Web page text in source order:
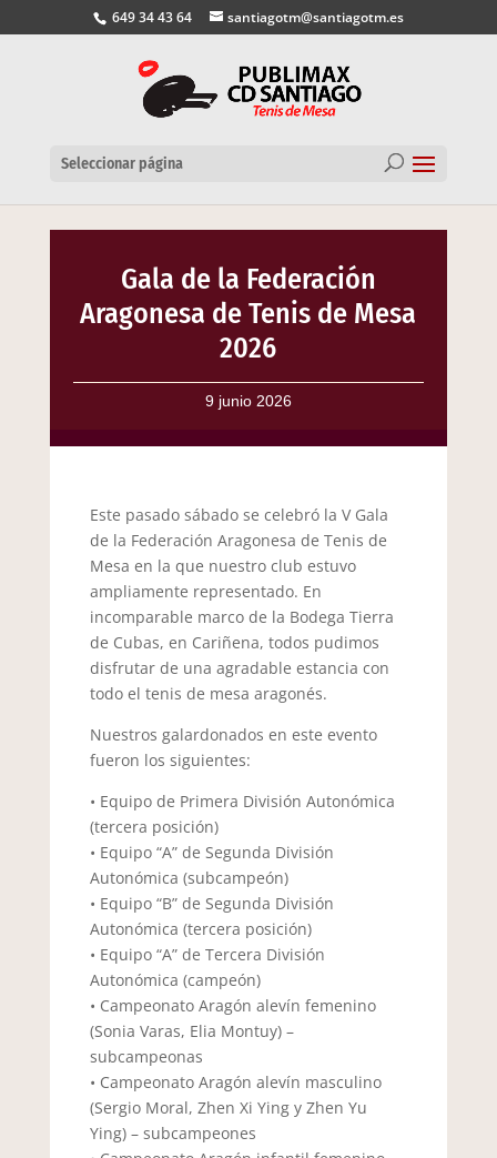
649 34 43 64 santiagotm@santiagotm.es
Seleccionar página
Gala de la Federación
Aragonesa de Tenis de Mesa
2026
9 junio 2026
Este pasado sábado se celebró la V Gala
de la Federación Aragonesa de Tenis de
Mesa en la que nuestro club estuvo
ampliamente representado. En
incomparable marco de la Bodega Tierra
de Cubas, en Cariñena, todos pudimos
disfrutar de una agradable estancia con
todo el tenis de mesa aragonés.
Nuestros galardonados en este evento
fueron los siguientes:
• Equipo de Primera División Autonómica
(tercera posición)
• Equipo “A” de Segunda División
Autonómica (subcampeón)
• Equipo “B” de Segunda División
Autonómica (tercera posición)
• Equipo “A” de Tercera División
Autonómica (campeón)
• Campeonato Aragón alevín femenino
(Sonia Varas, Elia Montuy) –
subcampeonas
• Campeonato Aragón alevín masculino
(Sergio Moral, Zhen Xi Ying y Zhen Yu
Ying) – subcampeones